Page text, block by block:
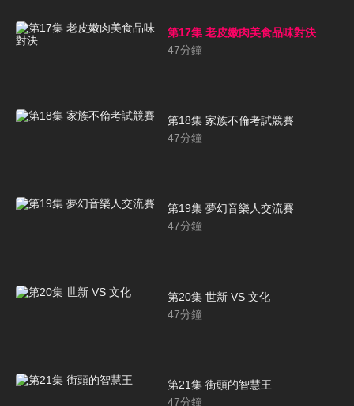
第17集 老皮嫩肉美食品味對決
47分鐘
第18集 家族不倫考試競賽
47分鐘
第19集 夢幻音樂人交流賽
47分鐘
第20集 世新 VS 文化
47分鐘
第21集 街頭的智慧王
47分鐘